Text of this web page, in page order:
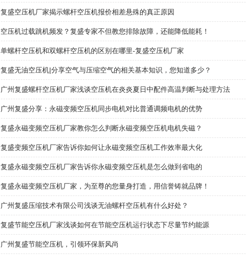
复盛空压机厂家揭示螺杆空压机报价相差悬殊的真正原因
空压机过载跳机频发？复盛专家不但教您排除故障，还能降低能耗！
单螺杆空压机和双螺杆空压机的区别在哪里-复盛空压机厂家
复盛无油空压机|分享空气与压缩空气的相关基本知识，您知道多少？
广州复盛螺杆空压机厂家浅谈空压机在炎炎夏日中配件高温判断与处理方法
广州复盛分享：永磁变频空压机同步电机对比普通调频电机的优势
复盛永磁变频空压机厂家教你怎么判断永磁变频空压机电机失磁？
复盛变频空压机厂家告诉你如何让永磁变频空压机工作效率最大化
复盛永磁变频空压机厂家告诉你永磁变频空压机是怎么做到省电的
复盛永磁变频空压机厂家，为至尊的您量身打造，用信誉铸就品牌！
广州复盛压缩技术有限公司浅谈无油螺杆空压机有什么好处？
复盛节能空压机厂家浅谈如何在节能空压机运行状态下尽量节约能源
广州复盛节能空压机，引领环保新风尚